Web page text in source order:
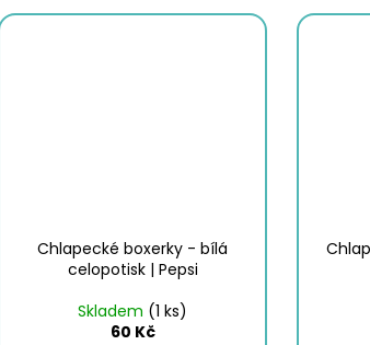
Chlapecké boxerky - bílá
celopotisk | Pepsi
Skladem (1 ks)
60 Kč